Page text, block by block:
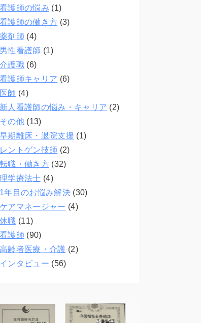
看護師の悩み (1)
看護師の働き方 (3)
薬剤師 (4)
男性看護師 (1)
介護職(6)
看護師キャリア (6)
医師 (4)
新人看護師の悩み・キャリア (2)
その他(13)
早期離床・退院支援 (1)
レントゲン技師 (2)
転職・働き方(32)
理学療法士 (4)
1年目のお悩み解決(30)
ケアマネージャー (4)
休職 (11)
看護師 (90)
高齢者医療・介護 (2)
インタビュー (56)